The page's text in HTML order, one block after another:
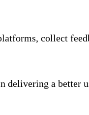
collect
delivering a better